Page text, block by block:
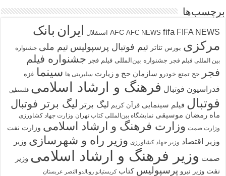
برچسب‌ها
AFC AFC NEWS fifa FIFA NEWS استقلال ایران بانک
مرکزی بورس تئاتر تیم فوتبال پرسپولیس تیم ملی جشنواره
بین المللی فیلم فجر جشنواره بین‌المللی فیلم فجر جشنواره فیلم
فجر
حج تمتع خودرو سازمان حج و زیارت سلبریتی ها سینما غزه
فدراسیون فوتبال فرهنگ و ارشاد اسلامی فلسطین
فوتبال فیلم سینمایی قرآن کریم لیگ برتر لیگ برتر فوتبال
ماه رمضان موسیقی نمایشگاه بین‌المللی کتاب تهران وزارت جهاد کشاورزی
وزارت صمت وزارت فرهنگ و ارشاد اسلامی وزارت نفت
وزیر اقتصاد وزیر جهاد کشاورزی وزیر راه و شهرسازی وزیر
صمت وزیر فرهنگ و ارشاد اسلامی وزیر
نفت وزیر نیرو پرسپولیس کتاب کریستیانو رونالدو النصر عربستان